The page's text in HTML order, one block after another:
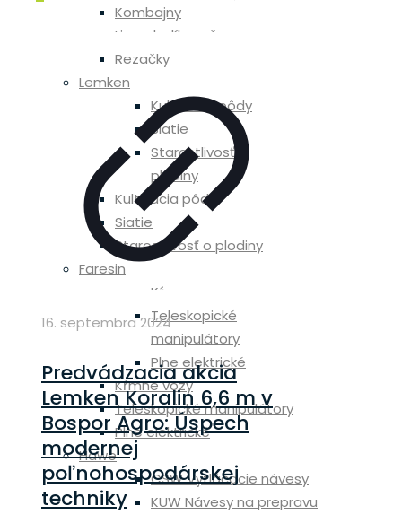
Kombajny
Lisy a balíkovače
Rezačky
Lemken
Kultivácia pôdy
Siatie
Starostlivosť o
plodiny
Kultivácia pôdy
Siatie
Starostlivosť o plodiny
Faresin
Kŕmne vozy
Teleskopické
manipulátory
Plne elektrické
Kŕmne vozy
Teleskopické manipulátory
Plne elektrické
Hawe
CSW Vytláčacie návesy
KUW Návesy na prepravu
16. septembra 2024
Predvádzacia akcia
Lemken Koralin 6,6 m v
Bospor Agro: Úspech
modernej
poľnohospodárskej
techniky